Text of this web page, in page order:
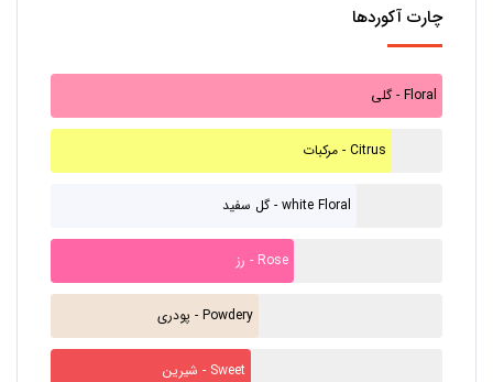
چارت آکوردها
گلی - Floral
مرکبات - Citrus
گل سفید - white Floral
رز - Rose
پودری - Powdery
شیرین - Sweet